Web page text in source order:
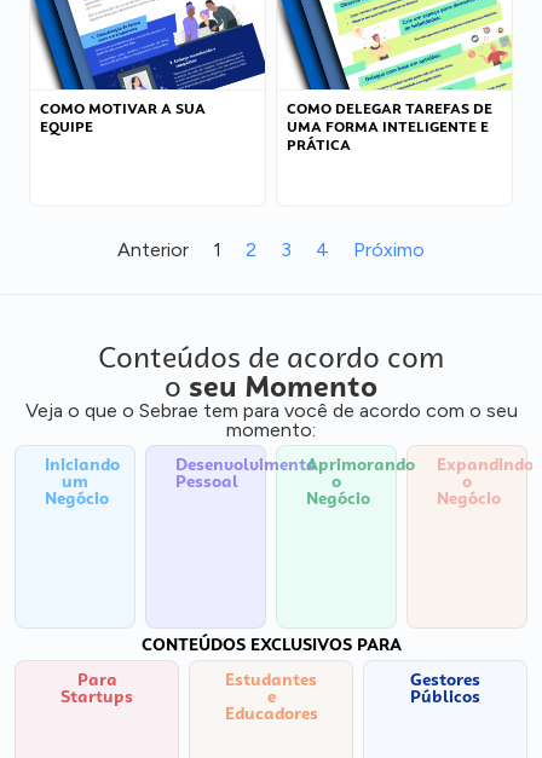
COMO MOTIVAR A SUA
EQUIPE
COMO DELEGAR TAREFAS DE
UMA FORMA INTELIGENTE E
PRÁTICA
Anterior 1 2 3 4 Próximo
Conteúdos de acordo com
o seu Momento
Veja o que o Sebrae tem para você de acordo com o seu
momento:
Iniciando
um
Negócio
Desenvolvimento
Pessoal
Aprimorando
o
Negócio
Expandindo
o
Negócio
CONTEÚDOS EXCLUSIVOS PARA
Para
Startups
Estudantes
e
Educadores
Gestores
Públicos